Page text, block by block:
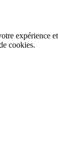
cookies.